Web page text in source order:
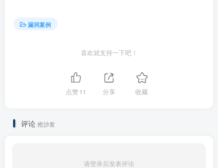
漏洞案例
喜欢就支持一下吧！
点赞11 分享 收藏
评论 抢沙发
请登录后发表评论